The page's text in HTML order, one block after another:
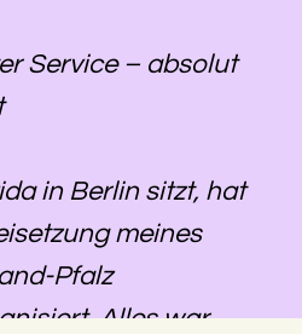
Service – absolut
in Berlin sitzt, hat
meines
Pfalz
Alles war